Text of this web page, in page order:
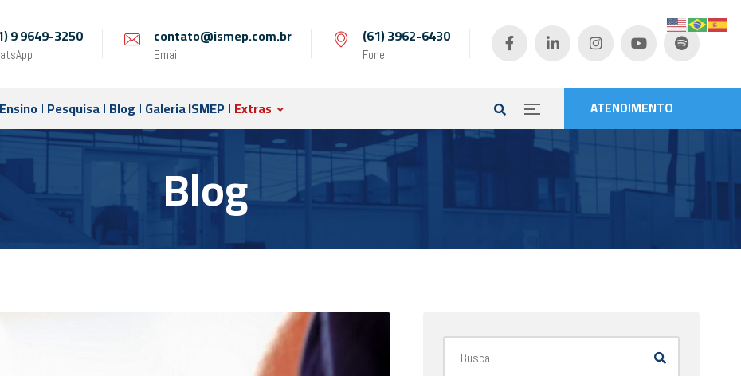
9 9649-3250 contato@ismep.com.br
Email
(61) 3962-6430
Fone
ATENDIMENTO
Ensino Pesquisa Blog Galeria ISMEP Extras
Blog